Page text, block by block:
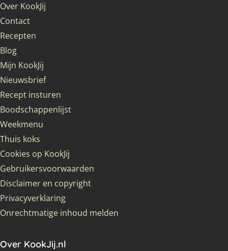
Over KookJij
Contact
Recepten
Blog
Mijn KookJij
Nieuwsbrief
Recept insturen
Boodschappenlijst
Weekmenu
Thuis koks
Cookies op KookJij
Gebruikersvoorwaarden
Disclaimer en copyright
Privacyverklaring
Onrechtmatige inhoud melden
Over KookJij.nl